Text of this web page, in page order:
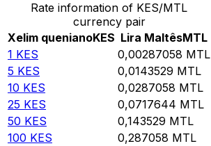
Rate information of KES/MTL
currency pair
Xelim quenianoKES Lira MaltêsMTL
1 KES 0,00287058 MTL
5 KES 0,0143529 MTL
10 KES 0,0287058 MTL
25 KES 0,0717644 MTL
50 KES 0,143529 MTL
100 KES 0,287058 MTL